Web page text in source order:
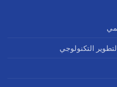
التكنولوجي